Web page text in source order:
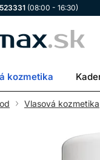
(08:00 - 16:30)
kozmetika
Vlasová kozmetika